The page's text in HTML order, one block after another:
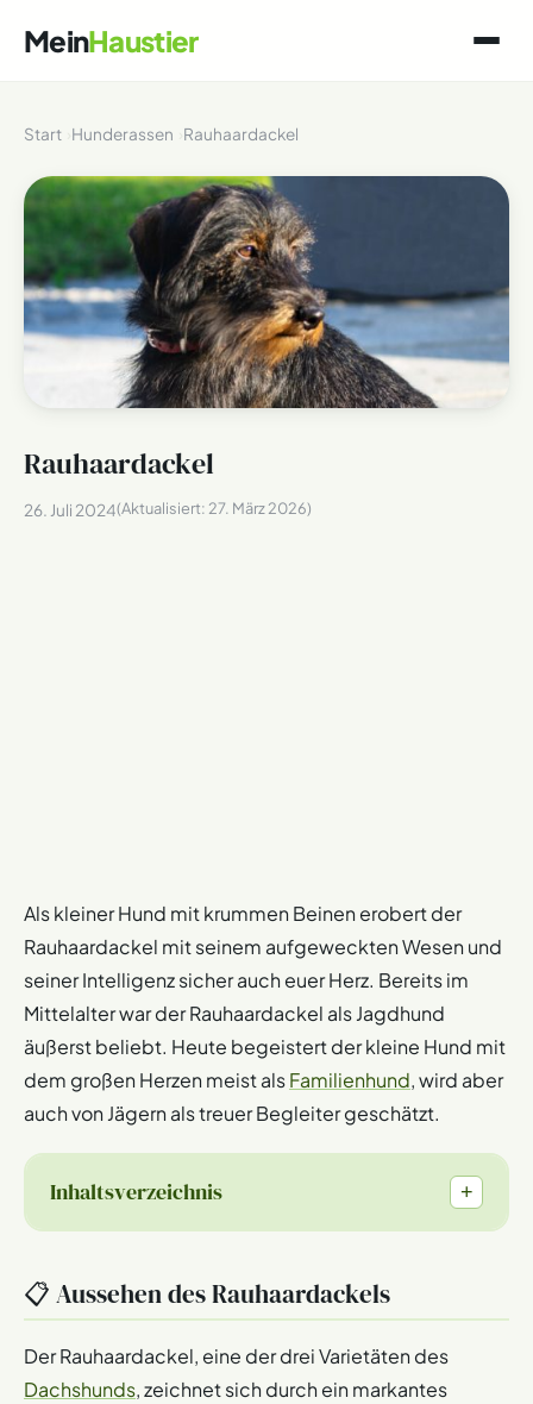
MeinHaustier
Start Hunderassen Rauhaardackel
Rauhaardackel
26. Juli 2024(Aktualisiert: 27. März 2026)
Als kleiner Hund mit krummen Beinen erobert der
Rauhaardackel mit seinem aufgeweckten Wesen und
seiner Intelligenz sicher auch euer Herz. Bereits im
Mittelalter war der Rauhaardackel als Jagdhund
äußerst beliebt. Heute begeistert der kleine Hund mit
dem großen Herzen meist alsFamilienhund, wird aber
auch von Jägern als treuer Begleiter geschätzt.
Inhaltsverzeichnis +
📋 Aussehen des Rauhaardackels
Der Rauhaardackel, eine der drei Varietäten des
Dachshunds, zeichnet sich durch ein markantes